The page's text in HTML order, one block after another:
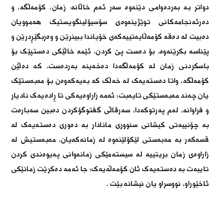
دواتر بە بەردەوامی دێنەوە سەر ئەم خاڵانە: زمان، کۆمەڵگە، و
دەرئەنجامەکانی توێژینەوەی سۆسیۆلینگویستیک هەموویان
دەبیت لە دەقە کۆمەڵایەتییەکەی خۆیاندا ببینرێن و وەربگێڕدرێن و
پێناسە بکرێنەوە. بۆ دەست پێ کردن، ئێمە خاڵێکی دەستپێک بۆ
باسکردنی زمان لە کۆمەڵگەدا دەخەینە بەردەست. کە دەڵێن
کۆمەڵگە، واتا دەستەیەک لە خەڵک کە بەیەکەوەن بۆ مەبەستێک
یان چەند مەبەستێکی تایەبت؛ ئەمە زاراوەیەکی تا ڕادەیەک نادیار
و فراوانە، لەم پەرتوکەدا، سەرقاڵی گفتوگۆکردن دەبین سەبارەت
بە چۆنییەتی کیشانی سنووری مانادار بە دەوری دەستەیەک لە
قسەکەر بە مەبەستی لێکۆلێنەوە لە زمانەکەیان. مەبەستیش لە
زاراوەی زمان بریتییە لە سیستەمێکی زمانەوانی پەیوەندی کردن
تایبەت بە دەستەیەک ئان کۆمەڵەیەک؛ جا ئەمە دەکرێت زمانێکی
ئاخێوراو، نووسراو یان نیشانە بێت.